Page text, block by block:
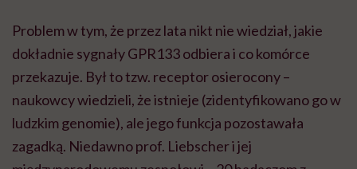
Problem w tym, że przez lata nikt nie wiedział, jakie
dokładnie sygnały GPR133 odbiera i co komórce
przekazuje. Był to tzw. receptor osierocony –
naukowcy wiedzieli, że istnieje (zidentyfikowano go w
ludzkim genomie), ale jego funkcja pozostawała
zagadką. Niedawno prof. Liebscher i jej